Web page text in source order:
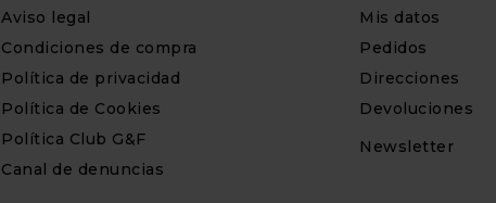
Aviso legal
Condiciones de compra
Política de privacidad
Política de Cookies
Política Club G&F
Canal de denuncias
Mis datos
Pedidos
Direcciones
Devoluciones
Newsletter